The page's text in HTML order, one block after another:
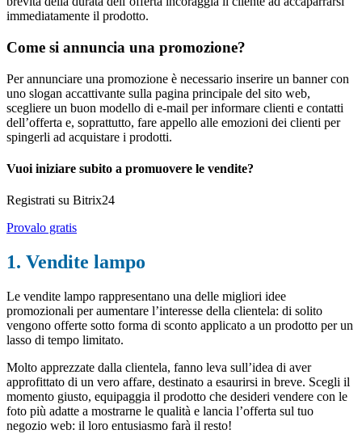
immediatamente il prodotto.
Come si annuncia una promozione?
Per annunciare una promozione è necessario inserire un banner con
uno slogan accattivante sulla pagina principale del sito web,
scegliere un buon modello di e-mail per informare clienti e contatti
dell’offerta e, soprattutto, fare appello alle emozioni dei clienti per
spingerli ad acquistare i prodotti.
Vuoi iniziare subito a promuovere le vendite?
Registrati su Bitrix24
Provalo gratis
1. Vendite lampo
Le vendite lampo rappresentano una delle migliori idee
promozionali per aumentare l’interesse della clientela: di solito
vengono offerte sotto forma di sconto applicato a un prodotto per un
lasso di tempo limitato.
Molto apprezzate dalla clientela, fanno leva sull’idea di aver
approfittato di un vero affare, destinato a esaurirsi in breve. Scegli il
momento giusto, equipaggia il prodotto che desideri vendere con le
foto più adatte a mostrarne le qualità e lancia l’offerta sul tuo
negozio web: il loro entusiasmo farà il resto!